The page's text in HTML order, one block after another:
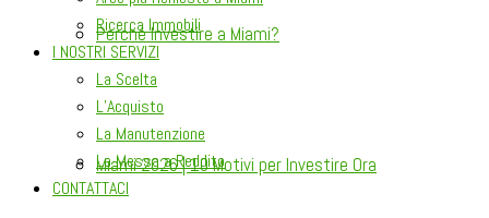
Perché Investire a Miami?
Miami 2026 | 10 Motivi per Investire Ora
Ricerca Immobili
I NOSTRI SERVIZI
La Scelta
L’Acquisto
La Manutenzione
La Messa a Reddito
CONTATTACI